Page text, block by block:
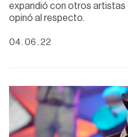
expandió con otros artistas
opinó al respecto.
04 . 06 . 22